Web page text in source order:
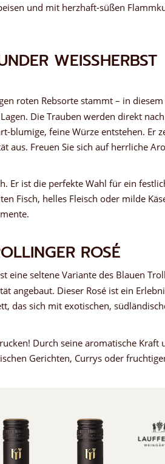
und mit herzhaft-süßen
WEISSHERBST K
roten Rebsorte stammt – in diesem
Die Trauben werden direkt
blumige, feine Würze entstehen. Er
aus. Freuen Sie sich auf herrliche
Er ist die perfekte Wahl für ein
Fisch, helles Fleisch oder milde
ROSÉ
eine seltene Variante des Blauen
angebaut. Dieser Rosé ist ein
das sich mit exotischen,
Durch seine aromatische Kraft
Gerichten, Currys oder